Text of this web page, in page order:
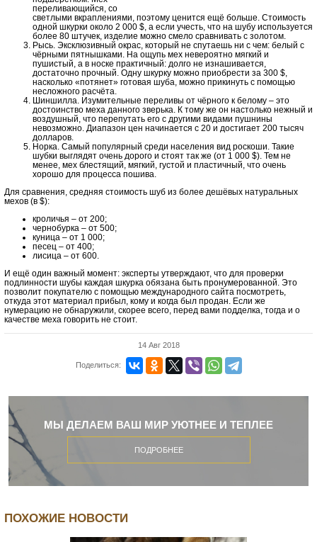
переливающийся, со
светлыми вкраплениями, поэтому ценится ещё больше. Стоимость
одной шкурки около 2 000 $, а если учесть, что на шубу используется
более 80 штучек, изделие можно смело сравнивать с золотом.
Рысь. Эксклюзивный окрас, который не спутаешь ни с чем: белый с
чёрными пятнышками. На ощупь мех невероятно мягкий и
пушистый, а в носке практичный: долго не изнашивается,
достаточно прочный. Одну шкурку можно приобрести за 300 $,
насколько «потянет» готовая шуба, можно прикинуть с помощью
несложного расчёта.
Шиншилла. Изумительные переливы от чёрного к белому – это
достоинство меха данного зверька. К тому же он настолько нежный и
воздушный, что перепутать его с другими видами пушнины
невозможно. Диапазон цен начинается с 20 и достигает 200 тысяч
долларов.
Норка. Самый популярный среди населения вид роскоши. Такие
шубки выглядят очень дорого и стоят так же (от 1 000 $). Тем не
менее, мех блестящий, мягкий, густой и пластичный, что очень
хорошо для процесса пошива.
Для сравнения, средняя стоимость шуб из более дешёвых натуральных
мехов (в $):
кроличья – от 200;
чернобурка – от 500;
куница – от 1 000;
песец – от 400;
лисица – от 600.
И ещё один важный момент: эксперты утверждают, что для проверки
подлинности шубы каждая шкурка обязана быть пронумерованной. Это
позволит покупателю с помощью международного сайта посмотреть,
откуда этот материал прибыл, кому и когда был продан. Если же
нумерацию не обнаружили, скорее всего, перед вами подделка, тогда и о
качестве меха говорить не стоит.
14 Авг 2018
Поделиться:
МЫ ДЕЛАЕМ ВАШ МИР УЮТНЕЕ И ТЕПЛЕЕ
ПОДРОБНЕЕ
ПОХОЖИЕ НОВОСТИ